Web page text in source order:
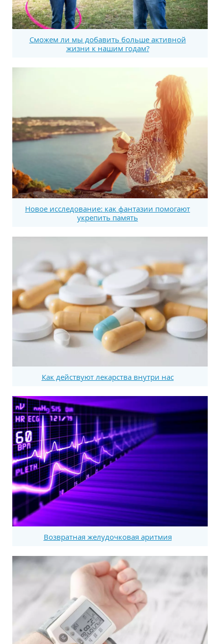
Сможем ли мы добавить больше активной
жизни к нашим годам?
Новое исследование: как фантазии помогают
укрепить память
Как действуют лекарства внутри нас
Возвратная желудочковая аритмия